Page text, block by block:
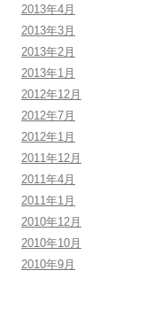
2013年4月
2013年3月
2013年2月
2013年1月
2012年12月
2012年7月
2012年1月
2011年12月
2011年4月
2011年1月
2010年12月
2010年10月
2010年9月